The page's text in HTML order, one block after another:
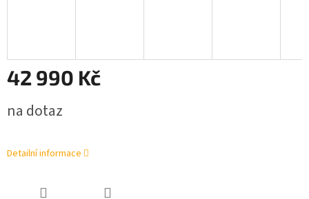
42 990 Kč
cena:
na dotaz
Detailní informace